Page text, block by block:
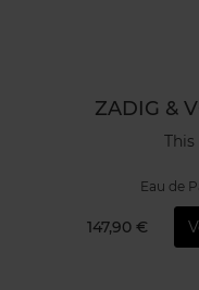
ZADIG &
This
Eau de
147,90 €